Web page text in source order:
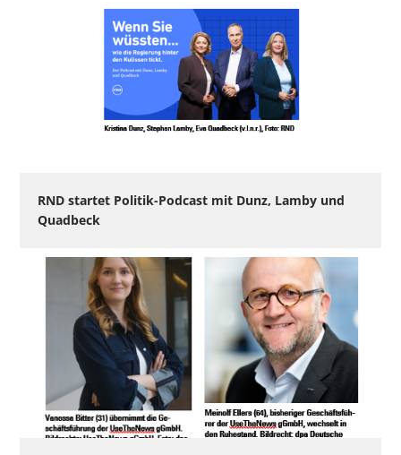
RND startet Politik-Podcast mit Dunz, Lamby und
Quadbeck